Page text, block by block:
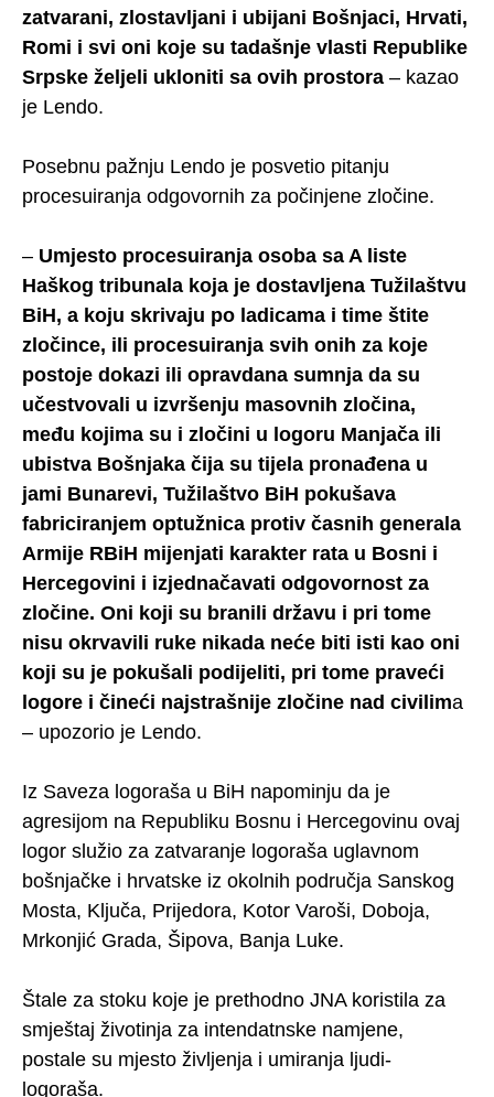
zatvarani, zlostavljani i ubijani Bošnjaci, Hrvati,
Romi i svi oni koje su tadašnje vlasti Republike
Srpske željeli ukloniti sa ovih prostora – kazao
je Lendo.
Posebnu pažnju Lendo je posvetio pitanju
procesuiranja odgovornih za počinjene zločine.
– Umjesto procesuiranja osoba sa A liste
Haškog tribunala koja je dostavljena Tužilaštvu
BiH, a koju skrivaju po ladicama i time štite
zločince, ili procesuiranja svih onih za koje
postoje dokazi ili opravdana sumnja da su
učestvovali u izvršenju masovnih zločina,
među kojima su i zločini u logoru Manjača ili
ubistva Bošnjaka čija su tijela pronađena u
jami Bunarevi, Tužilaštvo BiH pokušava
fabriciranjem optužnica protiv časnih generala
Armije RBiH mijenjati karakter rata u Bosni i
Hercegovini i izjednačavati odgovornost za
zločine. Oni koji su branili državu i pri tome
nisu okrvavili ruke nikada neće biti isti kao oni
koji su je pokušali podijeliti, pri tome praveći
logore i čineći najstrašnije zločine nad civilima
– upozorio je Lendo.
Iz Saveza logoraša u BiH napominju da je
agresijom na Republiku Bosnu i Hercegovinu ovaj
logor služio za zatvaranje logoraša uglavnom
bošnjačke i hrvatske iz okolnih područja Sanskog
Mosta, Ključa, Prijedora, Kotor Varoši, Doboja,
Mrkonjić Grada, Šipova, Banja Luke.
Štale za stoku koje je prethodno JNA koristila za
smještaj životinja za intendatnske namjene,
postale su mjesto življenja i umiranja ljudi-
logoraša.